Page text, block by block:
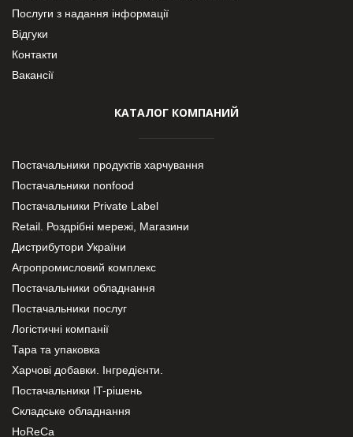
Послуги з надання інформації
Відгуки
Контакти
Вакансії
КАТАЛОГ КОМПАНИЙ
Постачальники продуктів харчування
Постачальники nonfood
Постачальники Private Label
Retail. Роздрібні мережі, Магазини
Дистрибутори України
Агропромисловий комплекс
Постачальники обладнання
Постачальники послуг
Логістичні компанії
Тара та упаковка
Харчові добавки. Інгредієнти.
Постачальники IT-рішень
Складське обладнання
HoReCa